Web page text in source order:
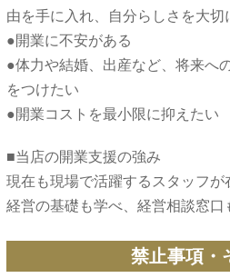
由を手に入れ、自分らしさを大切
●開業に不安がある
●体力や結婚、出産など、将来へ
をつけたい
■当店の開業支援の強み
現在も現場で活躍するスタッフが
禁止事項・